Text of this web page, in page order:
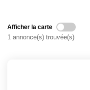
Afficher la carte
1 annonce(s) trouvée(s)